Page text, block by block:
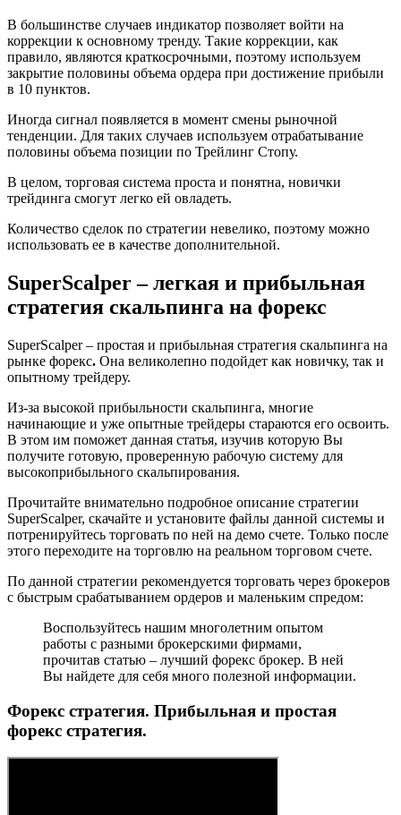
В большинстве случаев индикатор позволяет войти на
коррекции к основному тренду. Такие коррекции, как
правило, являются краткосрочными, поэтому используем
закрытие половины объема ордера при достижение прибыли
в 10 пунктов.
Иногда сигнал появляется в момент смены рыночной
тенденции. Для таких случаев используем отрабатывание
половины объема позиции по Трейлинг Стопу.
В целом, торговая система проста и понятна, новички
трейдинга смогут легко ей овладеть.
Количество сделок по стратегии невелико, поэтому можно
использовать ее в качестве дополнительной.
SuperScalper – легкая и прибыльная
стратегия скальпинга на форекс
SuperScalper – простая и прибыльная стратегия скальпинга на
рынке форекс. Она великолепно подойдет как новичку, так и
опытному трейдеру.
Из-за высокой прибыльности скальпинга, многие
начинающие и уже опытные трейдеры стараются его освоить.
В этом им поможет данная статья, изучив которую Вы
получите готовую, проверенную рабочую систему для
высокоприбыльного скальпирования.
Прочитайте внимательно подробное описание стратегии
SuperScalper, скачайте и установите файлы данной системы и
потренируйтесь торговать по ней на демо счете. Только после
этого переходите на торговлю на реальном торговом счете.
По данной стратегии рекомендуется торговать через брокеров
с быстрым срабатыванием ордеров и маленьким спредом:
Воспользуйтесь нашим многолетним опытом
работы с разными брокерскими фирмами,
прочитав статью – лучший форекс брокер. В ней
Вы найдете для себя много полезной информации.
Форекс стратегия. Прибыльная и простая
форекс стратегия.